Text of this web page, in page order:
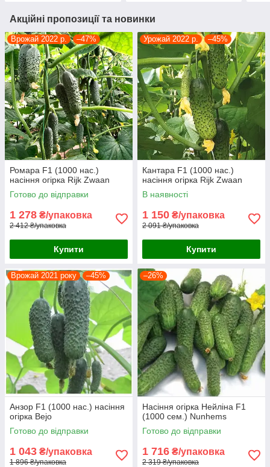
Акційні пропозиції та новинки
Врожай 2022 р. –47%
Ромара F1 (1000 нас.)
насіння огірка Rijk Zwaan
Готово до відправки
1 278 ₴/упаковка
2 412 ₴/упаковка
Купити
Урожай 2022 р. –45%
Кантара F1 (1000 нас.)
насіння огірка Rijk Zwaan
В наявності
1 150 ₴/упаковка
2 091 ₴/упаковка
Купити
Врожай 2021 року –45%
Анзор F1 (1000 нас.) насіння
огірка Bejo
Готово до відправки
1 043 ₴/упаковка
1 896 ₴/упаковка
–26%
Насіння огірка Нейліна F1
(1000 сем.) Nunhems
Готово до відправки
1 716 ₴/упаковка
2 319 ₴/упаковка